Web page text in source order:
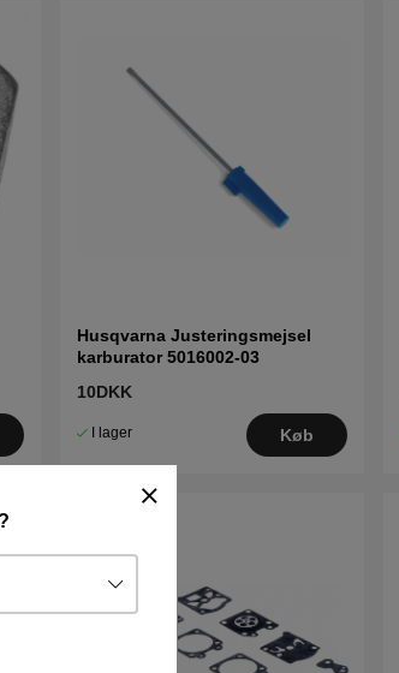
Husqvarna Justeringsmejsel
karburator 5016002-03
10DKK
I lager Køb